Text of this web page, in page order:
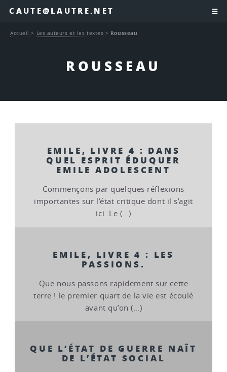
CAUTE@LAUTRE.NET
ROUSSEAU
Accueil > Les auteurs et les textes > Rousseau
EMILE, LIVRE 4 : DANS
QUEL ESPRIT ÉDUQUER
EMILE ADOLESCENT
Commençons par quelques réflexions
importantes sur l’état critique dont il s’agit
ici. Le (…)
EMILE, LIVRE 4 : LES
PASSIONS.
Que nous passons rapidement sur cette
terre ! le premier quart de la vie est écoulé
avant qu’on (…)
QUE L’ÉTAT DE GUERRE NAÎT
DE L’ÉTAT SOCIAL